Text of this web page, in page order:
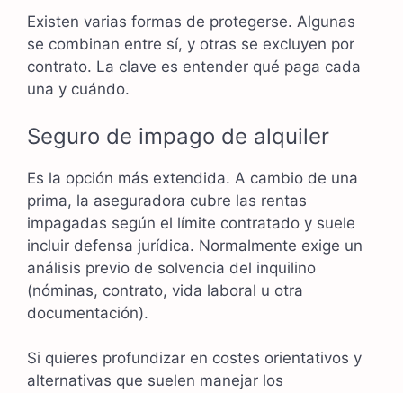
Existen varias formas de protegerse. Algunas
se combinan entre sí, y otras se excluyen por
contrato. La clave es entender qué paga cada
una y cuándo.
Seguro de impago de alquiler
Es la opción más extendida. A cambio de una
prima, la aseguradora cubre las rentas
impagadas según el límite contratado y suele
incluir defensa jurídica. Normalmente exige un
análisis previo de solvencia del inquilino
(nóminas, contrato, vida laboral u otra
documentación).
Si quieres profundizar en costes orientativos y
alternativas que suelen manejar los